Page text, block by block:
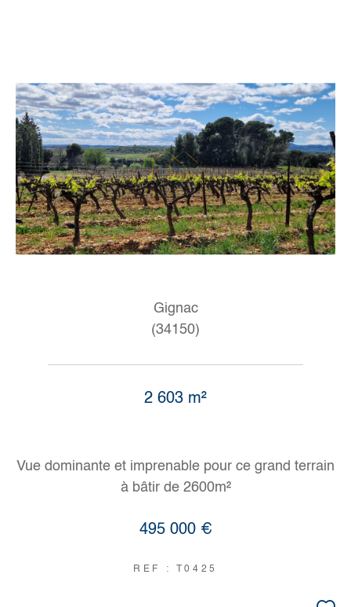
Gignac
(34150)
2 603 m²
Vue dominante et imprenable pour ce grand terrain
à bâtir de 2600m²
495 000 €
REF : T0425